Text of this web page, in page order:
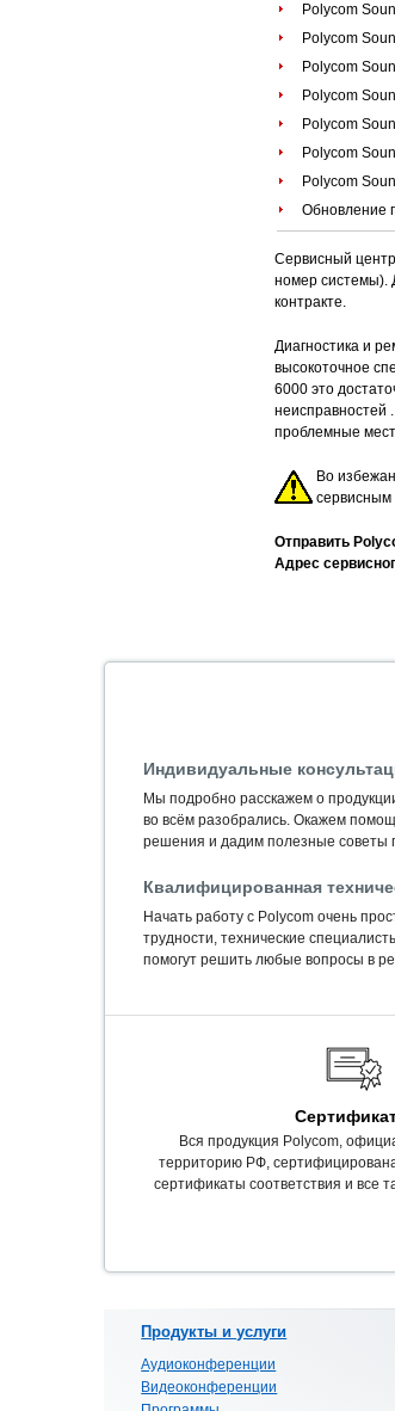
Polycom
Polycom
Polycom
Polycom
Polycom
Polycom
Polycom
Обновление
Сервисный
номер системы).
контракте.
Диагностика и
высокоточное
6000 это
неисправностей
проблемные
Во
сервисным
Отправить
Адрес
Индивидуальные
Мы подробно расскажем о
во всём разобрались. Окажем
решения и дадим полезные советы
Квалифицированная
Начать работу с Polycom очень
трудности, технические
помогут решить любые вопросы в
Вся продукция Polycom,
территорию РФ,
сертификаты соответствия и все
Продукты и услуги
Аудиоконференции
Видеоконференции